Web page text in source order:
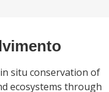
situ conservation of
ecosystems through